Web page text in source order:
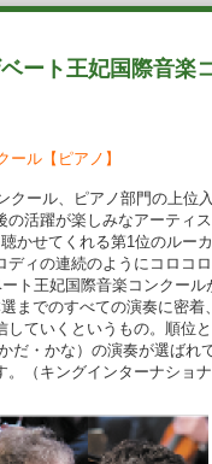
ート王妃国際音楽
ル【ピアノ】
クール、ピアノ部門の上位
活躍が楽しみなアーティ
かせてくれる第1位のルー
ィの連続のようにコロコ
ト王妃国際音楽コンクー
までのすべての演奏に密
ていくというもの。順位
かだ・かな）の演奏が選ば
。（キングインターナショ